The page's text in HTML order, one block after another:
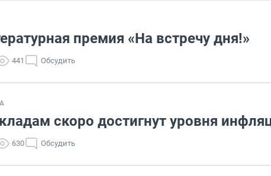
премия «На встречу дня!»
441 Обсудить
скоро достигнут уровня
630 Обсудить